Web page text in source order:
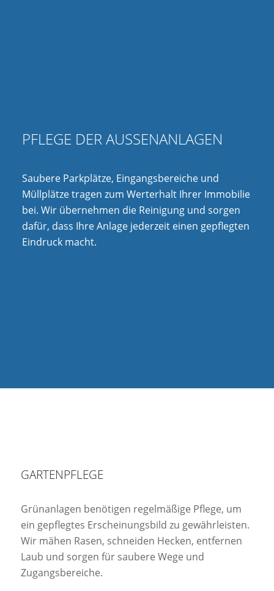
PFLEGE DER AUSSENANLAGEN
Saubere Parkplätze, Eingangsbereiche und
Müllplätze tragen zum Werterhalt Ihrer Immobilie
bei. Wir übernehmen die Reinigung und sorgen
dafür, dass Ihre Anlage jederzeit einen gepflegten
Eindruck macht.
GARTENPFLEGE
Grünanlagen benötigen regelmäßige Pflege, um
ein gepflegtes Erscheinungsbild zu gewährleisten.
Wir mähen Rasen, schneiden Hecken, entfernen
Laub und sorgen für saubere Wege und
Zugangsbereiche.